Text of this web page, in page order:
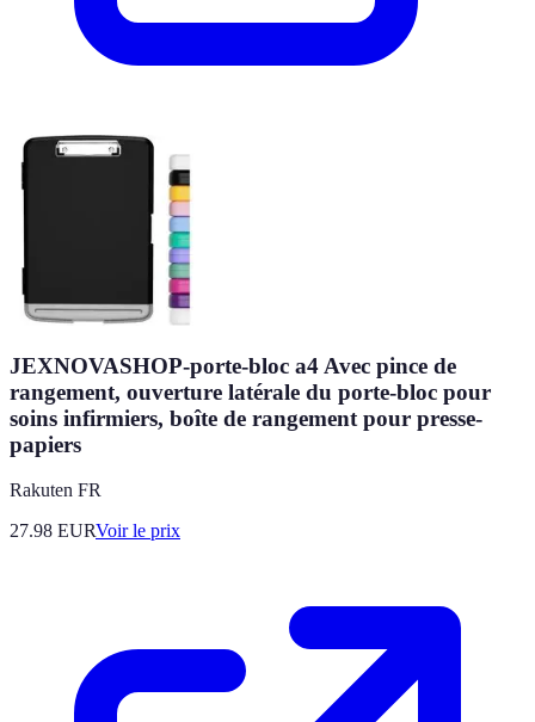
JEXNOVASHOP-porte-bloc a4 Avec pince de
rangement, ouverture latérale du porte-bloc pour
soins infirmiers, boîte de rangement pour presse-
papiers
Rakuten FR
27.98 EURVoir le prix